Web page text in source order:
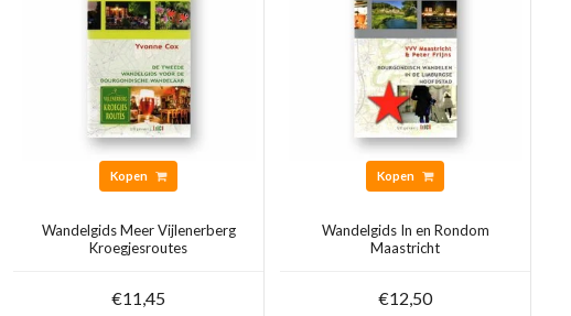
Kopen
Wandelgids Meer Vijlenerberg
Kroegjesroutes
€11,45
Kopen
Wandelgids In en Rondom
Maastricht
€12,50